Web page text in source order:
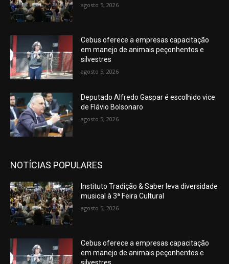
agosto 5, 2026
Cebus oferece a empresas capacitação
em manejo de animais peçonhentos e
silvestres
agosto 5, 2026
Deputado Alfredo Gaspar é escolhido vice
de Flávio Bolsonaro
agosto 5, 2026
NOTÍCIAS POPULARES
Instituto Tradição & Saber leva diversidade
musical à 3ª Feira Cultural
agosto 5, 2026
Cebus oferece a empresas capacitação
em manejo de animais peçonhentos e